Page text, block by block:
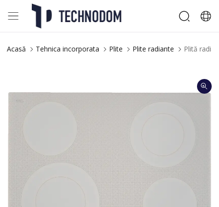
Acasă Tehnica incorporata Plite Plite radiante Plită